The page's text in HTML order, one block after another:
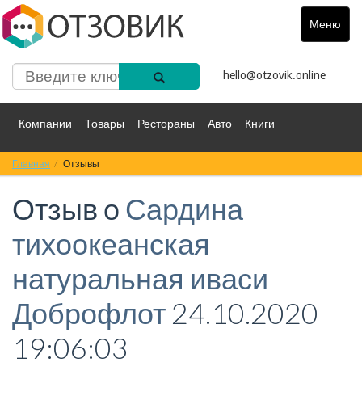
Меню
Toggle
hello@otzovik.online
Компании Товары Рестораны Авто Книги
Спорт Фильмы
Красота Здоровье Остальное
Главная Отзывы
Отзыв о Сардина
тихоокеанская
натуральная иваси
Доброфлот 24.10.2020
19:06:03